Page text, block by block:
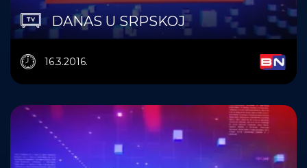
DANAS U SRPSKOJ
16.3.2016.